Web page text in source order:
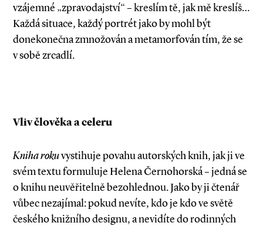
vzájemné „zpravodajství“ – kreslím tě, jak mě kreslíš…
Každá situace, každý portrét jako by mohl být
donekonečna zmnožován a metamorfován tím, že se
v sobě zrcadlí.
Vliv člověka a celeru
Kniha rokuvystihuje povahu autorských knih, jak ji ve
svém textu formuluje Helena Černohorská – jedná se
o knihu neuvěřitelně bezohlednou. Jako by ji čtenář
vůbec nezajímal: pokud nevíte, kdo je kdo ve světě
českého knižního designu, a nevidíte do rodinných